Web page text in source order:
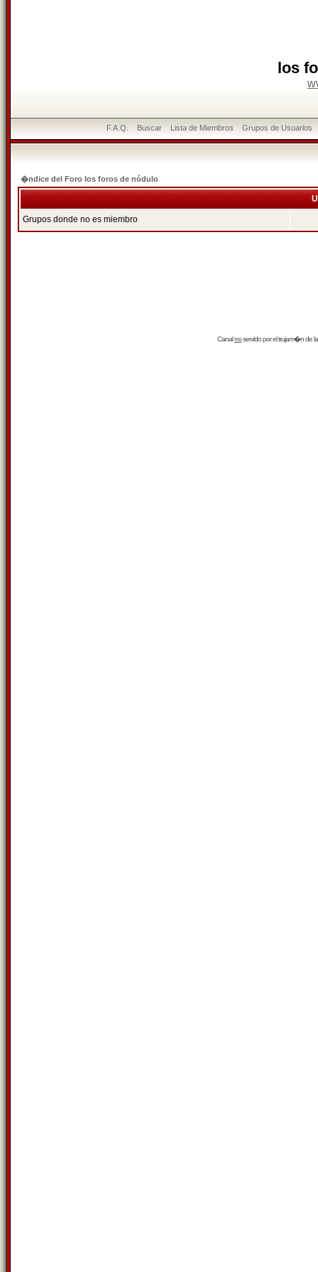
los
F.A.Q. Buscar Lista de Miembros Grupos de Usuarios
�ndice del Foro los foros de nódulo
Grupos donde no es miembro
Canalrssservido por eltrujam�nde